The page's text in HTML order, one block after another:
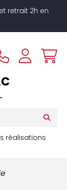
retrait 2h en
réalisations